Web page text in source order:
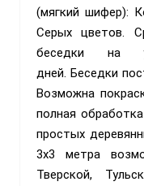
(мягкий шифер):
Серых цветов.
беседки на
дней. Беседки
Возможна
полная
простых
3х3 метра
Тверской,